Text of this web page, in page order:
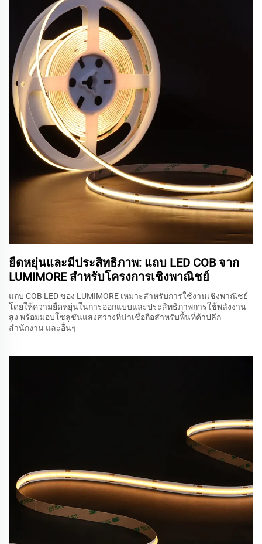
ยืดหยุ่นและมีประสิทธิภาพ: แถบ LED COB จาก
LUMIMORE สำหรับโครงการเชิงพาณิชย์
แถบ COB LED ของ LUMIMORE เหมาะสำหรับการใช้งานเชิงพาณิชย์
โดยให้ความยืดหยุ่นในการออกแบบและประสิทธิภาพการใช้พลังงาน
สูง พร้อมมอบโซลูชันแสงสว่างที่น่าเชื่อถือสำหรับพื้นที่ค้าปลีก
สำนักงาน และอื่นๆ